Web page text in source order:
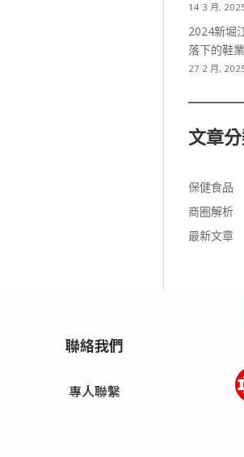
14 3 月,
2024新堀
落下的鞋
27 2 月,
文章
保健食品
商圈解析
最新文章
聯絡我們
專人聯繫